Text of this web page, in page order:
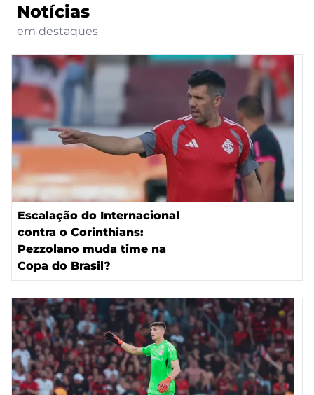
Notícias
em destaques
Escalação do Internacional
contra o Corinthians:
Pezzolano muda time na
Copa do Brasil?